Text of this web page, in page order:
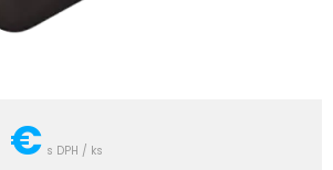
€ s DPH / ks